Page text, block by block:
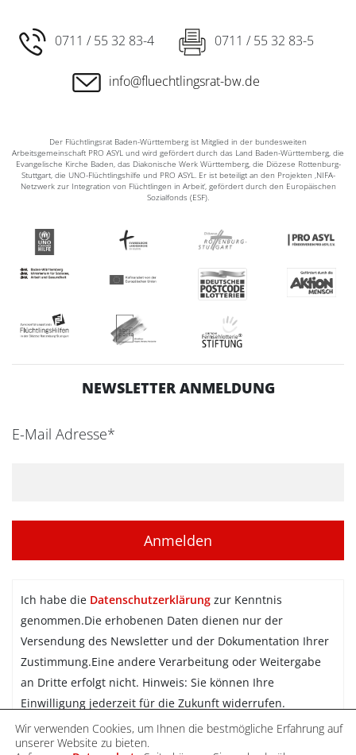
0711 / 55 32 83-4 0711 / 55 32 83-5
info@fluechtlingsrat-bw.de
Der Flüchtlingsrat Baden-Württemberg ist Mitglied in der bundesweiten
Arbeitsgemeinschaft PRO ASYL und wird gefördert durch das Land Baden-Württemberg, die
Evangelische Kirche Baden, das Diakonische Werk Württemberg, die Diözese Rottenburg-
Stuttgart, die UNO-Flüchtlingshilfe und PRO ASYL. Er ist beteiligt an den Projekten ‚NIFA-
Netzwerk zur Integration von Flüchtlingen in Arbeit‘, gefördert durch den Europäischen
Sozialfonds (ESF).
NEWSLETTER ANMELDUNG
E-Mail Adresse*
Ich habe die Datenschutzerklärung zur Kenntnis
genommen.Die erhobenen Daten dienen nur der
Versendung des Newsletter und der Dokumentation Ihrer
Zustimmung.Eine andere Verarbeitung oder Weitergabe
an Dritte erfolgt nicht. Hinweis: Sie können Ihre
Einwilligung jederzeit für die Zukunft widerrufen.
Newsletter abonnieren
Wir verwenden Cookies, um Ihnen die bestmögliche Erfahrung auf
unserer Website zu bieten.